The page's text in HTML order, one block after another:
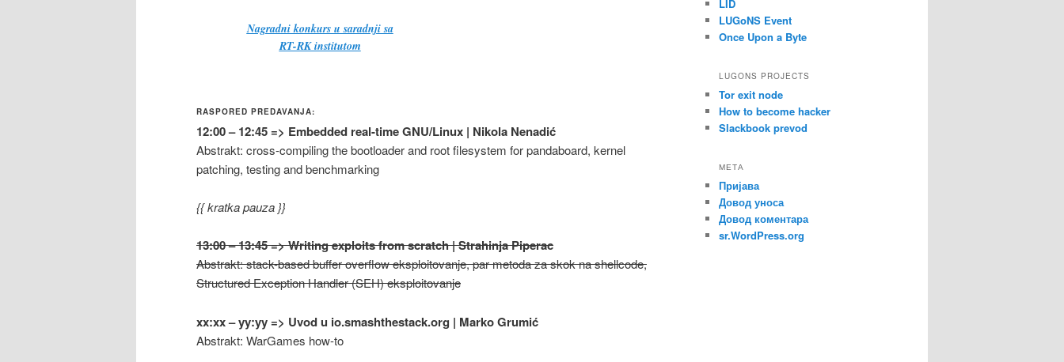
Nagradni konkurs u saradnji sa
RT-RK institutom
RASPORED PREDAVANJA:
12:00 – 12:45 => Embedded real-time GNU/Linux | Nikola Nenadić
Abstrakt: cross-compiling the bootloader and root filesystem for pandaboard, kernel
patching, testing and benchmarking
{{ kratka pauza }}
13:00 – 13:45 => Writing exploits from scratch | Strahinja Piperac
Abstrakt: stack-based buffer overflow eksploitovanje, par metoda za skok na shellcode,
Structured Exception Handler (SEH) eksploitovanje
xx:xx – yy:yy => Uvod u io.smashthestack.org | Marko Grumić
Abstrakt: WarGames how-to
LID
LUGoNS Event
Once Upon a Byte
LUGONS PROJECTS
Tor exit node
How to become hacker
Slackbook prevod
МЕТА
Пријава
Довод уноса
Довод коментара
sr.WordPress.org